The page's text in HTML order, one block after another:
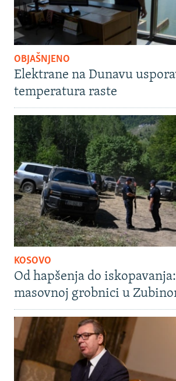
OBJAŠNJENO
Elektrane na Dunavu
temperatura raste
KOSOVO
Od hapšenja do
masovnoj grobnici u